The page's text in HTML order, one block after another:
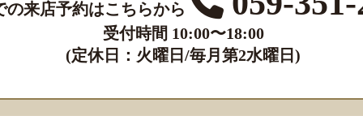
の来店予約はこちらから
受付時間 10:00〜18:00
(定休日：火曜日/毎月第2水曜日)